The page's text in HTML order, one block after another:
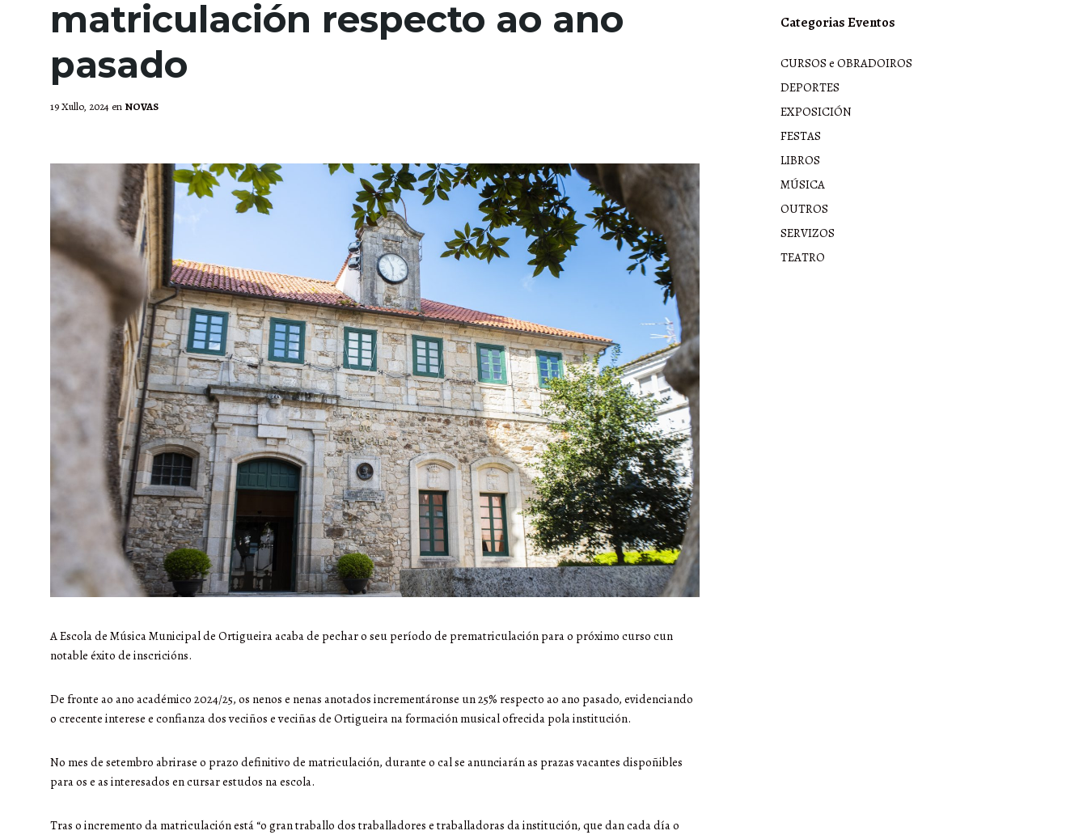
matriculación respecto ao ano
pasado
19 Xullo, 2024 en NOVAS
A Escola de Música Municipal de Ortigueira acaba de pechar o seu período de prematriculación para o próximo curso cun
notable éxito de inscricións.
De fronte ao ano académico 2024/25, os nenos e nenas anotados incrementáronse un 25% respecto ao ano pasado, evidenciando
o crecente interese e confianza dos veciños e veciñas de Ortigueira na formación musical ofrecida pola institución.
No mes de setembro abrirase o prazo definitivo de matriculación, durante o cal se anunciarán as prazas vacantes dispoñibles
para os e as interesados en cursar estudos na escola.
Tras o incremento da matriculación está “o gran traballo dos traballadores e traballadoras da institución, que dan cada día o
Categorias Eventos
CURSOS e OBRADOIROS
DEPORTES
EXPOSICIÓN
FESTAS
LIBROS
MÚSICA
OUTROS
SERVIZOS
TEATRO